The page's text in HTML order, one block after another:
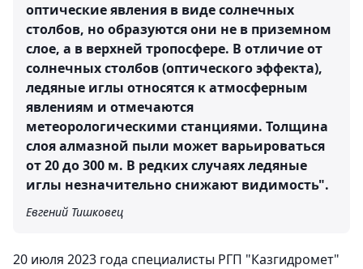
оптические явления в виде солнечных
столбов, но образуются они не в приземном
слое, а в верхней тропосфере. В отличие от
солнечных столбов (оптического эффекта),
ледяные иглы относятся к атмосферным
явлениям и отмечаются
метеорологическими станциями. Толщина
слоя алмазной пыли может варьироваться
от 20 до 300 м. В редких случаях ледяные
иглы незначительно снижают видимость".
Евгений Тишковец
20 июля 2023 года специалисты РГП "Казгидромет"